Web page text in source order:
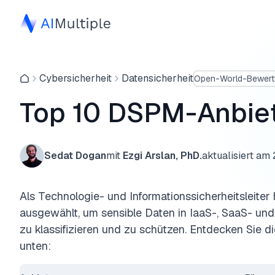
Cybersicherheit DatensicherheitOpen-World-
Top 10 DSPM-
Sedat Doganmit Ezgi Arslan, PhD.aktualisiert am
Als Technologie- und
ausgewählt, um sensible Daten in IaaS-, SaaS-
zu klassifizieren und zu schützen. Entdecken Sie
unten: